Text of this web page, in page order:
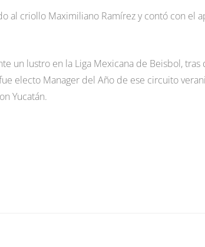
al criollo Maximiliano Ramírez y contó con el
un lustro en la Liga Mexicana de Beisbol,
electo Manager del Año de ese circuito
Yucatán.